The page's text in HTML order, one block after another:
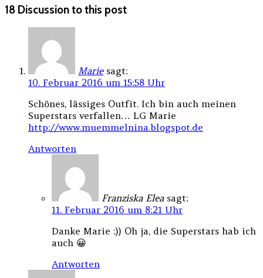
18 Discussion to this post
Marie sagt:
10. Februar 2016 um 15:58 Uhr
Schönes, lässiges Outfit. Ich bin auch meinen
Superstars verfallen… LG Marie
http://www.muemmelnina.blogspot.de
Antworten
Franziska Elea sagt:
11. Februar 2016 um 8:21 Uhr
Danke Marie :)) Oh ja, die Superstars hab ich
auch 😀
Antworten